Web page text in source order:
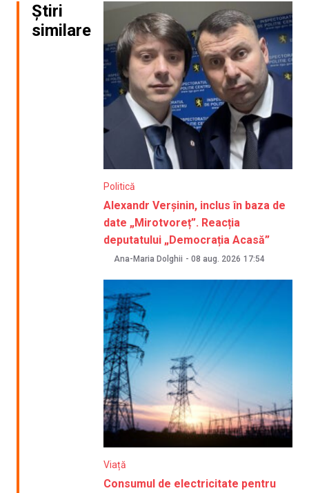
Știri
similare
Politică
Alexandr Verșinin, inclus în baza de
date „Mirotvoreț”. Reacția
deputatului „Democrația Acasă”
Ana-Maria Dolghii - 08 aug. 2026 17:54
Viață
Consumul de electricitate pentru